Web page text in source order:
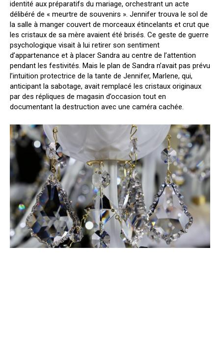
identité aux préparatifs du mariage, orchestrant un acte
délibéré de « meurtre de souvenirs ». Jennifer trouva le sol de
la salle à manger couvert de morceaux étincelants et crut que
les cristaux de sa mère avaient été brisés. Ce geste de guerre
psychologique visait à lui retirer son sentiment
d’appartenance et à placer Sandra au centre de l’attention
pendant les festivités. Mais le plan de Sandra n’avait pas prévu
l’intuition protectrice de la tante de Jennifer, Marlene, qui,
anticipant la sabotage, avait remplacé les cristaux originaux
par des répliques de magasin d’occasion tout en
documentant la destruction avec une caméra cachée.